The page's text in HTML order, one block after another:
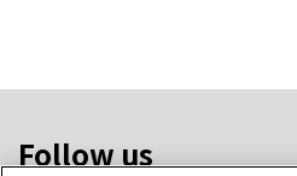
Follow us